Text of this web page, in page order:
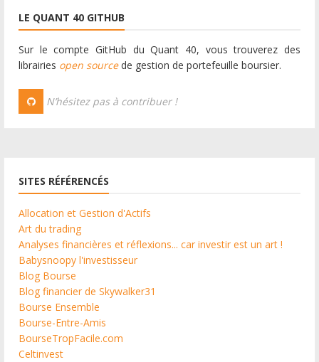
LE QUANT 40 GITHUB
Sur le compte GitHub du Quant 40, vous trouverez des
librairies open sourcede gestion de portefeuille boursier.
N’hésitez pas à contribuer !
SITES RÉFÉRENCÉS
Allocation et Gestion d'Actifs
Art du trading
Analyses financières et réflexions... car investir est un art !
Babysnoopy l'investisseur
Blog Bourse
Blog financier de Skywalker31
Bourse Ensemble
Bourse-Entre-Amis
BourseTropFacile.com
Celtinvest